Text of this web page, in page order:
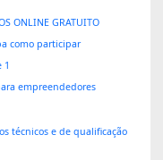
ONLINE GRATUITO
como participar
1
empreendedores
técnicos e de qualificação